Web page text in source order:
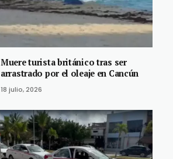
Muere turista británico tras ser
arrastrado por el oleaje en Cancún
18 julio, 2026